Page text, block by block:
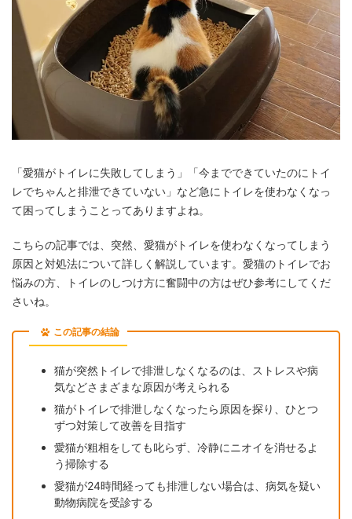
「愛猫がトイレに失敗してしまう」「今までできていたのにトイ
レでちゃんと排泄できていない」など急にトイレを使わなくなっ
て困ってしまうことってありますよね。
こちらの記事では、突然、愛猫がトイレを使わなくなってしまう
原因と対処法について詳しく解説しています。愛猫のトイレでお
悩みの方、トイレのしつけ方に奮闘中の方はぜひ参考にしてくだ
さいね。
この記事の結論
猫が突然トイレで排泄しなくなるのは、ストレスや病
気などさまざまな原因が考えられる
猫がトイレで排泄しなくなったら原因を探り、ひとつ
ずつ対策して改善を目指す
愛猫が粗相をしても叱らず、冷静にニオイを消せるよ
う掃除する
愛猫が24時間経っても排泄しない場合は、病気を疑い
動物病院を受診する